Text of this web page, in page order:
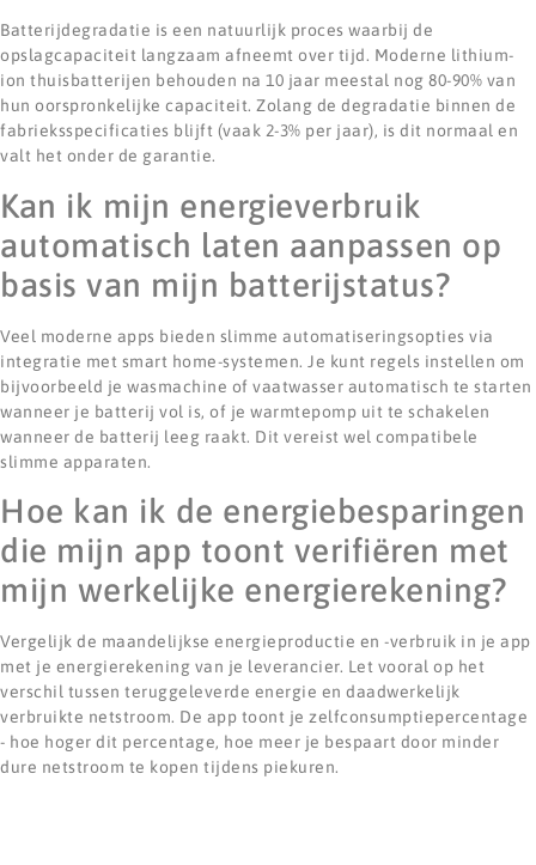
Batterijdegradatie is een natuurlijk proces waarbij de
opslagcapaciteit langzaam afneemt over tijd. Moderne lithium-
ion thuisbatterijen behouden na 10 jaar meestal nog 80-90% van
hun oorspronkelijke capaciteit. Zolang de degradatie binnen de
fabrieksspecificaties blijft (vaak 2-3% per jaar), is dit normaal en
valt het onder de garantie.
Kan ik mijn energieverbruik
automatisch laten aanpassen op
basis van mijn batterijstatus?
Veel moderne apps bieden slimme automatiseringsopties via
integratie met smart home-systemen. Je kunt regels instellen om
bijvoorbeeld je wasmachine of vaatwasser automatisch te starten
wanneer je batterij vol is, of je warmtepomp uit te schakelen
wanneer de batterij leeg raakt. Dit vereist wel compatibele
slimme apparaten.
Hoe kan ik de energiebesparingen
die mijn app toont verifiëren met
mijn werkelijke energierekening?
Vergelijk de maandelijkse energieproductie en -verbruik in je app
met je energierekening van je leverancier. Let vooral op het
verschil tussen teruggeleverde energie en daadwerkelijk
verbruikte netstroom. De app toont je zelfconsumptiepercentage
- hoe hoger dit percentage, hoe meer je bespaart door minder
dure netstroom te kopen tijdens piekuren.